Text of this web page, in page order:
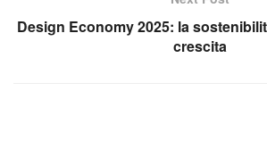
Design Economy 2025: la
crescita